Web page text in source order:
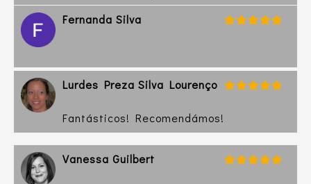
Fernanda Silva
Lurdes Preza Silva Lourenço
Fantásticos! Recomendámos!
Vanessa Guilbert